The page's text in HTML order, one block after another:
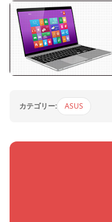
カテゴリー: ASUS